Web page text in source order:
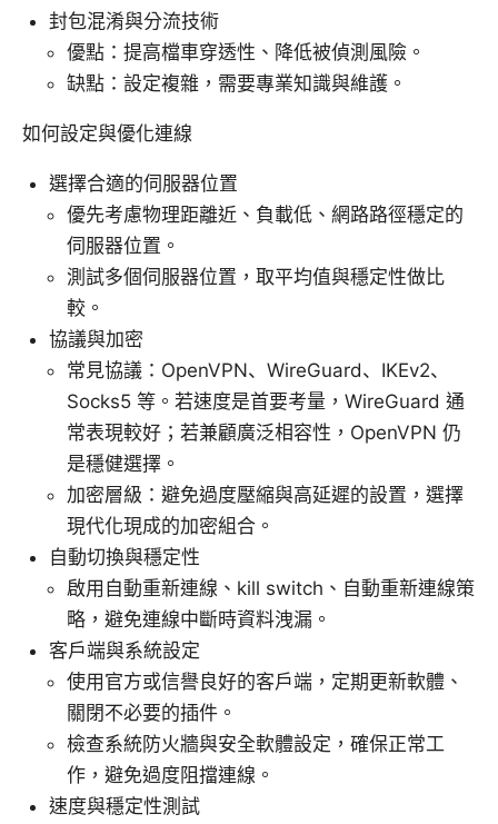
封包混淆與分流技術
優點：提高檔車穿透性、降低被偵測風險。
缺點：設定複雜，需要專業知識與維護。
如何設定與優化連線
選擇合適的伺服器位置
優先考慮物理距離近、負載低、網路路徑穩定的
伺服器位置。
測試多個伺服器位置，取平均值與穩定性做比
較。
協議與加密
常見協議：OpenVPN、WireGuard、IKEv2、
Socks5 等。若速度是首要考量，WireGuard 通
常表現較好；若兼顧廣泛相容性，OpenVPN 仍
是穩健選擇。
加密層級：避免過度壓縮與高延遲的設置，選擇
現代化現成的加密組合。
自動切換與穩定性
啟用自動重新連線、kill switch、自動重新連線策
略，避免連線中斷時資料洩漏。
客戶端與系統設定
使用官方或信譽良好的客戶端，定期更新軟體、
關閉不必要的插件。
檢查系統防火牆與安全軟體設定，確保正常工
作，避免過度阻擋連線。
速度與穩定性測試